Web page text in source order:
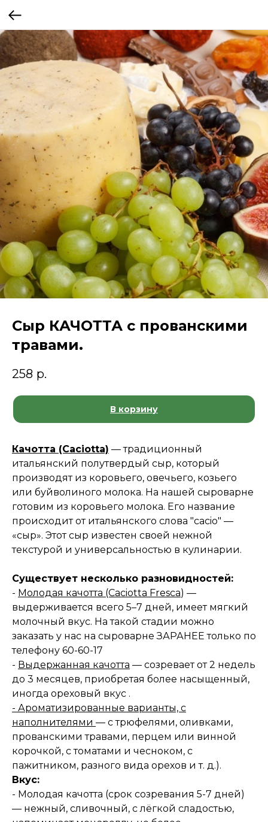
Сыр КАЧОТТА с прованскими
травами.
258 р.
В корзину
Качотта (Caciotta) — традиционный
итальянский полутвердый сыр, который
производят из коровьего, овечьего, козьего
или буйволиного молока. На нашей сыроварне
готовим из коровьего молока. Его название
происходит от итальянского слова "cacio" —
«сыр». Этот сыр известен своей нежной
текстурой и универсальностью в кулинарии.
Существует несколько разновидностей:
- Молодая качотта (Caciotta Fresca) —
выдерживается всего 5–7 дней, имеет мягкий
молочный вкус. На такой стадии можно
заказать у нас на сыроварне ЗАРАНЕЕ только по
телефону 60-60-17
- Выдержанная качотта — созревает от 2 недель
до 3 месяцев, приобретая более насыщенный,
иногда ореховый вкус .
- Ароматизированные варианты, с
наполнителями — с трюфелями, оливками,
прованскими травами, перцем или винной
корочкой, с томатами и чесноком, с
пажитником, разного вида орехов и т. д.).
Вкус:
- Молодая качотта (срок созревания 5-7 дней)
— нежный, сливочный, с лёгкой сладостью,